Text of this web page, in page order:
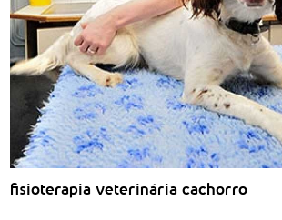
fisioterapia veterinária cachorro